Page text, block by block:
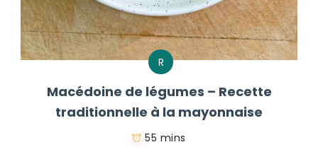
R
Macédoine de légumes – Recette
traditionnelle à la mayonnaise
55 mins